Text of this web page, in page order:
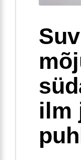
ilm